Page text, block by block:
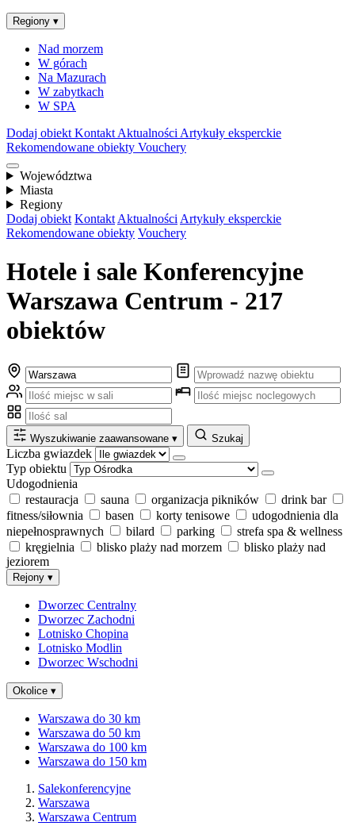
Regiony ▾
Nad morzem
W górach
Na Mazurach
W zabytkach
W SPA
Dodaj obiekt Kontakt Aktualności Artykuły eksperckie
Rekomendowane obiekty Vouchery
Województwa
Miasta
Regiony
Dodaj obiekt Kontakt Aktualności Artykuły eksperckie
Rekomendowane obiekty Vouchery
Hotele i sale Konferencyjne
Warszawa Centrum - 217
obiektów
Wyszukiwanie zaawansowane ▾ Szukaj
Liczba gwiazdek
Typ obiektu
Udogodnienia
restauracja
sauna organizacja pikników
drink bar
fitness/siłownia
basen korty tenisowe
udogodnienia dla
niepełnosprawnych
bilard parking
strefa spa & wellness
kręgielnia
blisko plaży nad morzem
blisko plaży nad
jeziorem
Rejony ▾
Dworzec Centralny
Dworzec Zachodni
Lotnisko Chopina
Lotnisko Modlin
Dworzec Wschodni
Okolice ▾
Warszawa do 30 km
Warszawa do 50 km
Warszawa do 100 km
Warszawa do 150 km
Salekonferencyjne
Warszawa
Warszawa Centrum